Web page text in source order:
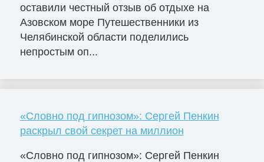
оставили честный отзыв об отдыхе на
Азовском море Путешественники из
Челябинской области поделились
непростым оп...
«Словно под гипнозом»: Сергей Пенкин
раскрыл свой секрет на миллион
«Словно под гипнозом»: Сергей Пенкин